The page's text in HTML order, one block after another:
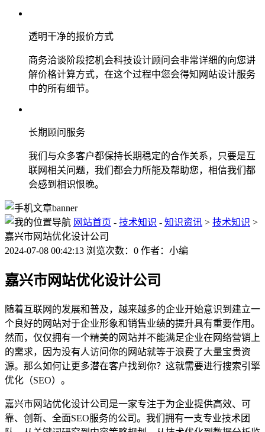
透明干净的报价方式
商务洽谈阶段挖机会科技设计顾问会非常详细的向您讲
解价格计算方式，在这个过程中您会得知网站设计服务
中的所有细节。
长期顾问服务
我们与众多客户都保持长期稳定的合作关系，只要是互
联网相关问题，我们都会力所能及帮助您，相信我们都
会感到相识恨晚。
网站首页 - 技术知识 - 知识资讯 > 技术知识 >
嘉兴市网站优化设计公司
2024-07-08 00:42:13 浏览次数：0 作者：小编
嘉兴市网站优化设计公司
随着互联网的发展和普及，越来越多的企业开始意识到建立一
个良好的网站对于企业形象和销售业绩的提升具有重要作用。
然而，仅仅拥有一个精美的网站并不能满足企业在网络营销上
的需求，因为没有人访问你的网站就等于浪费了大量宝贵资
源。那么如何让更多潜在客户找到你？这就需要进行搜索引擎
优化（SEO）。
嘉兴市网站优化设计公司是一家专注于为企业提供高效、可
靠、创新、全面SEO服务的公司。我们拥有一支专业技术团